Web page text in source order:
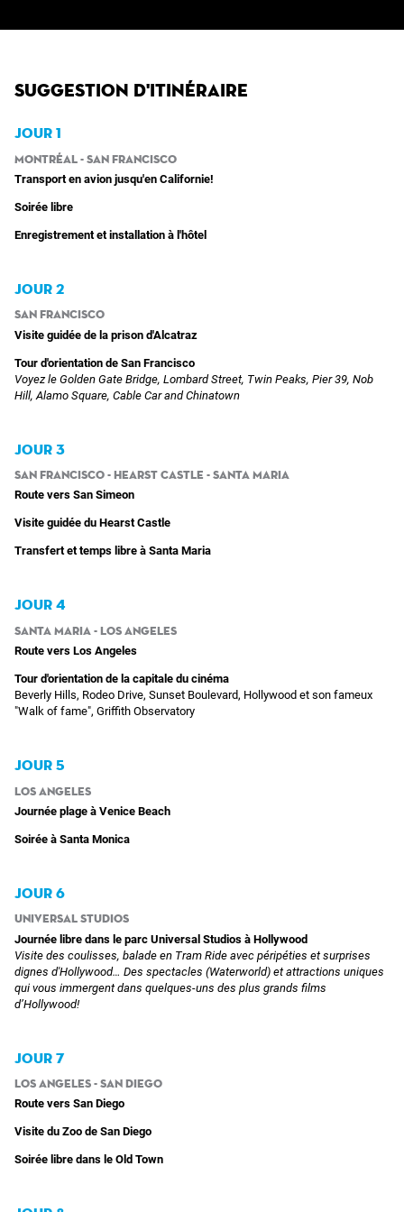
Suggestion d'itinéraire
JOUR 1
Montréal - San Francisco
Transport en avion jusqu'en Californie!
Soirée libre
Enregistrement et installation à l'hôtel
JOUR 2
San Francisco
Visite guidée de la prison d'Alcatraz
Tour d'orientation de San Francisco
Voyez le Golden Gate Bridge, Lombard Street, Twin Peaks, Pier 39, Nob
Hill, Alamo Square, Cable Car and Chinatown
JOUR 3
San Francisco - Hearst Castle - Santa Maria
Route vers San Simeon
Visite guidée du Hearst Castle
Transfert et temps libre à Santa Maria
JOUR 4
Santa Maria - Los Angeles
Route vers Los Angeles
Tour d'orientation de la capitale du cinéma
Beverly Hills, Rodeo Drive, Sunset Boulevard, Hollywood et son fameux
"Walk of fame", Griffith Observatory
JOUR 5
Los Angeles
Journée plage à Venice Beach
Soirée à Santa Monica
JOUR 6
Universal Studios
Journée libre dans le parc Universal Studios à Hollywood
Visite des coulisses, balade en Tram Ride avec péripéties et surprises
dignes d'Hollywood… Des spectacles (Waterworld) et attractions uniques
qui vous immergent dans quelques-uns des plus grands films
d’Hollywood!
JOUR 7
Los Angeles - San Diego
Route vers San Diego
Visite du Zoo de San Diego
Soirée libre dans le Old Town